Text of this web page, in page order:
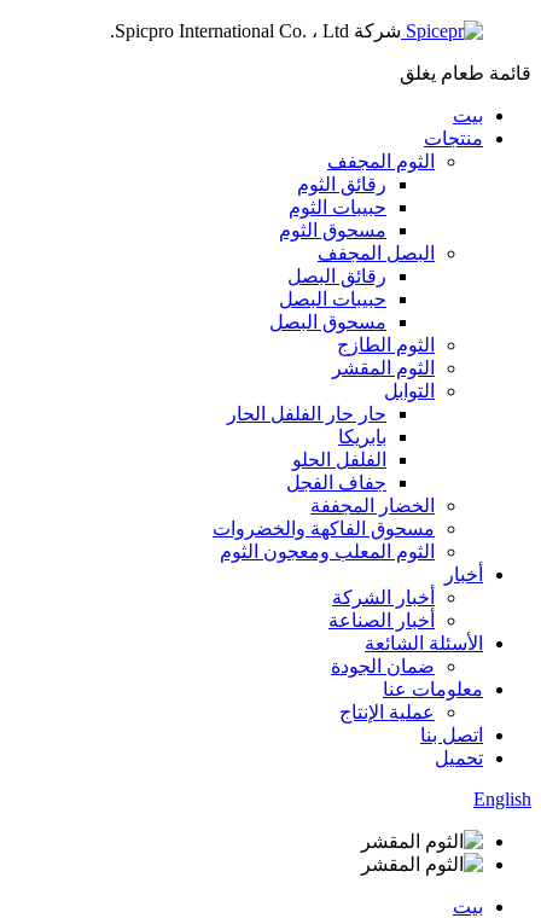
شركة Spicpro International Co. ، Ltd.
قائمة طعام يغلق
بيت
منتجات
الثوم المجفف
رقائق الثوم
حبيبات الثوم
مسحوق الثوم
البصل المجفف
رقائق البصل
حبيبات البصل
مسحوق البصل
الثوم الطازج
الثوم المقشر
التوابل
حار حار الفلفل الحار
بابريكا
الفلفل الحلو
جفاف الفجل
الخضار المجففة
مسحوق الفاكهة والخضروات
الثوم المعلب ومعجون الثوم
أخبار
أخبار الشركة
أخبار الصناعة
الأسئلة الشائعة
ضمان الجودة
معلومات عنا
عملية الإنتاج
اتصل بنا
تحميل
English
بيت